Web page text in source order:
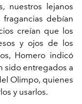
nuestros lejanos
fragancias debían
creían que los
y ojos de los
Homero indicó
sido entregados a
Olimpo, quienes
y usarlos.